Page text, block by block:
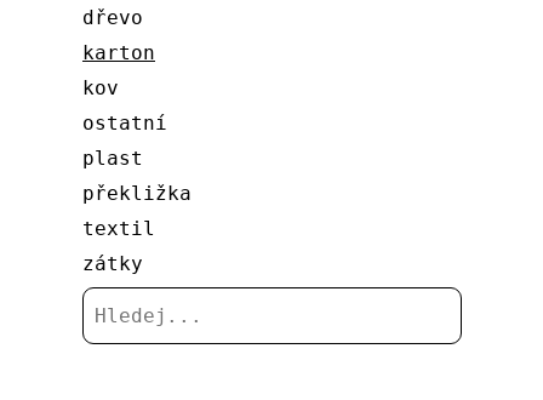
dřevo
karton
kov
ostatní
plast
překližka
textil
zátky